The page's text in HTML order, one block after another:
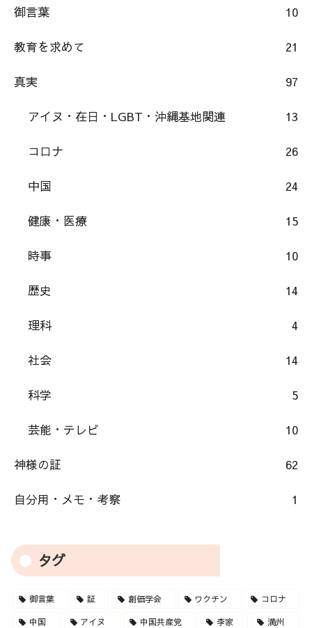
御言葉 10
教育を求めて 21
真実 97
アイヌ・在日・LGBT・沖縄基地関連 13
コロナ 26
中国 24
健康・医療 15
時事 10
歴史 14
理科 4
社会 14
科学 5
芸能・テレビ 10
神様の証 62
自分用・メモ・考察 1
タグ
御言葉 証 創価学会 ワクチン コロナ
中国 アイヌ 中国共産党 李家 満州